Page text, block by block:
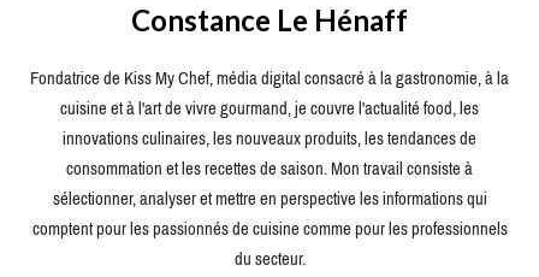
Constance Le Hénaff
Fondatrice de Kiss My Chef, média digital consacré à la gastronomie, à la
cuisine et à l'art de vivre gourmand, je couvre l'actualité food, les
innovations culinaires, les nouveaux produits, les tendances de
consommation et les recettes de saison. Mon travail consiste à
sélectionner, analyser et mettre en perspective les informations qui
comptent pour les passionnés de cuisine comme pour les professionnels
du secteur.